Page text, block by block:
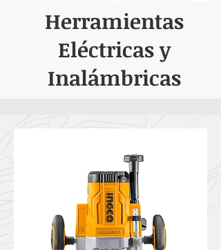
Herramientas
Eléctricas y
Inalámbricas